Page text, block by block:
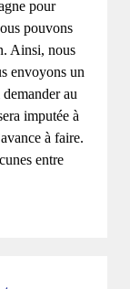
pour
pouvons
Ainsi, nous
envoyons un
au
imputée à
à faire.
entre